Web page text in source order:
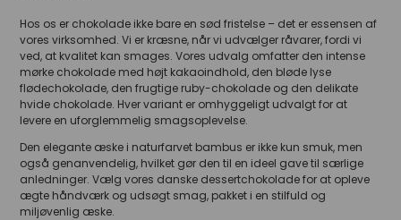
Hos os er chokolade ikke bare en sød fristelse – det er essensen af
vores virksomhed. Vi er kræsne, når vi udvælger råvarer, fordi vi
ved, at kvalitet kan smages. Vores udvalg omfatter den intense
mørke chokolade med højt kakaoindhold, den bløde lyse
flødechokolade, den frugtige ruby-chokolade og den delikate
hvide chokolade. Hver variant er omhyggeligt udvalgt for at
levere en uforglemmelig smagsoplevelse.
Den elegante æske i naturfarvet bambus er ikke kun smuk, men
også genanvendelig, hvilket gør den til en ideel gave til særlige
anledninger. Vælg vores danske dessertchokolade for at opleve
ægte håndværk og udsøgt smag, pakket i en stilfuld og
miljøvenlig æske.